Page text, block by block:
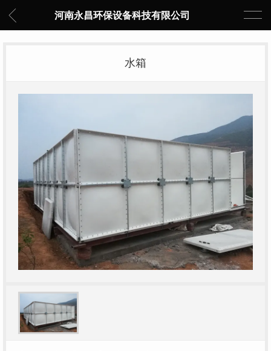
河南永昌环保设备科技有限公司
水箱